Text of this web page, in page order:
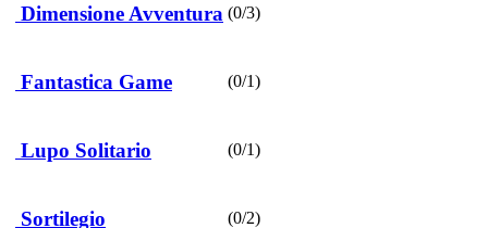
Dimensione Avventura (0/3)
Fantastica Game (0/1)
Lupo Solitario (0/1)
Sortilegio (0/2)